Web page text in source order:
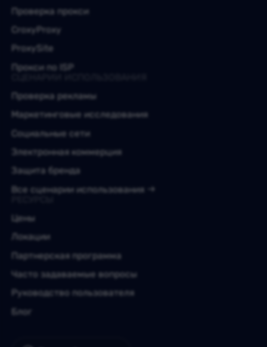
Проверка прокси
CroxyProxy
ProxySite
Прокси по ISP
Проверка рекламы
Маркетинговые исследования
Социальные сети
Электронная коммерция
Защита бренда
Все сценарии использования
Цены
Локации
Партнерская программа
Часто задаваемые вопросы
Руководство пользователя
Блог